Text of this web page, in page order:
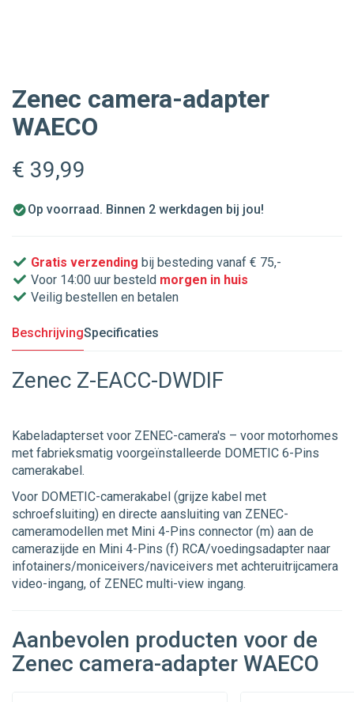
Zenec camera-adapter
WAECO
€ 39,99
Op voorraad. Binnen 2 werkdagen bij jou!
Gratis verzending bij besteding vanaf € 75,-
Voor 14:00 uur besteld morgen in huis
Veilig bestellen en betalen
BeschrijvingSpecificaties
Zenec Z-EACC-DWDIF
Kabeladapterset voor ZENEC-camera's – voor motorhomes
met fabrieksmatig voorgeïnstalleerde DOMETIC 6-Pins
camerakabel.
Voor DOMETIC-camerakabel (grijze kabel met
schroefsluiting) en directe aansluiting van ZENEC-
cameramodellen met Mini 4-Pins connector (m) aan de
camerazijde en Mini 4-Pins (f) RCA/voedingsadapter naar
infotainers/moniceivers/naviceivers met achteruitrijcamera
video-ingang, of ZENEC multi-view ingang.
Aanbevolen producten voor de
Zenec camera-adapter WAECO